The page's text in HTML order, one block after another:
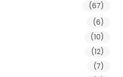
(67)
(6)
(10)
(12)
(7)